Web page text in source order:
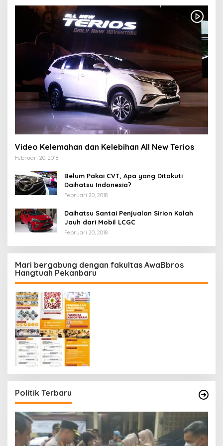
Video Kelemahan dan Kelebihan All New Terios
Februari 20, 2018
Belum Pakai CVT, Apa yang Ditakuti
Daihatsu Indonesia?
Februari 20, 2018
Daihatsu Santai Penjualan Sirion Kalah
Jauh dari Mobil LCGC
Februari 20, 2018
Mari bergabung dengan fakultas AwaBbros
Hangtuah Pekanbaru
Politik Terbaru